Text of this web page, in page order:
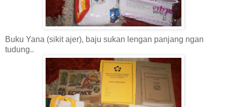
Buku Yana (sikit ajer), baju sukan lengan panjang ngan
tudung..